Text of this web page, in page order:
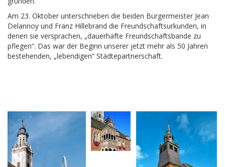
Am 23. Oktober unterschrieben die beiden Bürgermeister Jean
Delannoy und Franz Hillebrand die Freundschaftsurkunden, in
denen sie versprachen, „dauerhafte Freundschaftsbande zu
pflegen“. Das war der Beginn unserer jetzt mehr als 50 Jahren
bestehenden, „lebendigen“ Städtepartnerschaft.